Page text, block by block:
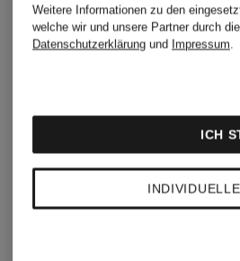
Laufshorts
SING
FOR
×
SONG
CHF 55
Weitere Informationen zu den
welche wir und unsere Partner durch
Datenschutzerklärung und Impressum.
ICH